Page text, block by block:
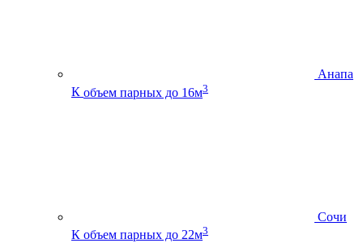
Анапа
К объем парных до 16м3
Сочи
К объем парных до 22м3